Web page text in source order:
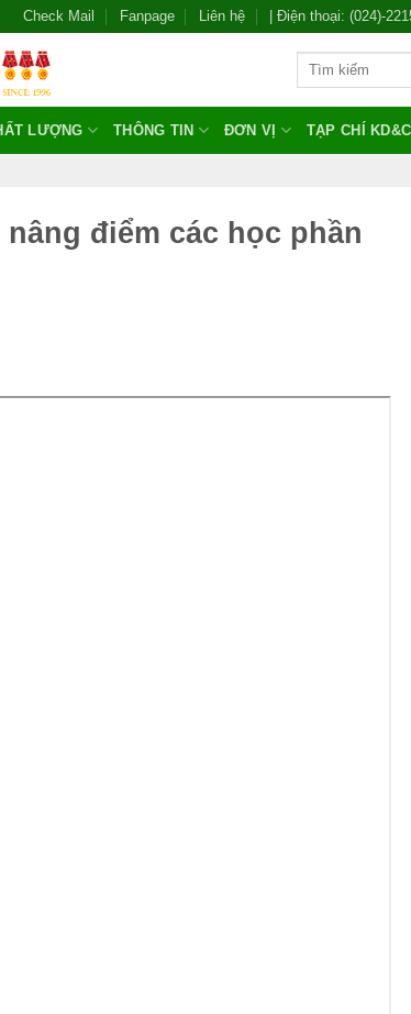
Check Mail Fanpage Liên hệ | Điện thoại: (024)-
LƯỢNG THÔNG TIN ĐƠN VỊ TẠP CHÍ
điểm các học phần